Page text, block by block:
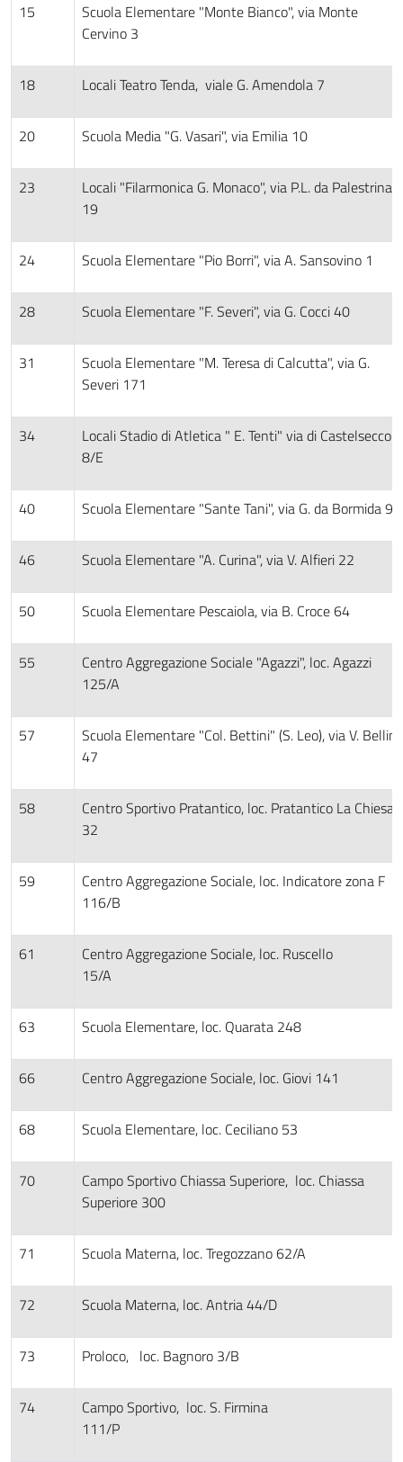
15
Scuola Elementare "Monte Bianco", via Monte
Cervino 3
18 Locali Teatro Tenda, viale G. Amendola 7
20 Scuola Media "G. Vasari", via Emilia 10
23
Locali "Filarmonica G. Monaco", via P.L. da Palestrina
19
24 Scuola Elementare "Pio Borri", via A. Sansovino 1
28 Scuola Elementare "F. Severi", via G. Cocci 40
31
Scuola Elementare "M. Teresa di Calcutta", via G.
Severi 171
34
Locali Stadio di Atletica " E. Tenti" via di Castelsecco
8/E
40 Scuola Elementare "Sante Tani", via G. da Bormida 9
46 Scuola Elementare "A. Curina", via V. Alfieri 22
50 Scuola Elementare Pescaiola, via B. Croce 64
55
Centro Aggregazione Sociale "Agazzi", loc. Agazzi
125/A
57
Scuola Elementare "Col. Bettini" (S. Leo), via V. Bellini
47
58
Centro Sportivo Pratantico, loc. Pratantico La Chiesa
32
59
Centro Aggregazione Sociale, loc. Indicatore zona F
116/B
61
Centro Aggregazione Sociale, loc. Ruscello
15/A
63 Scuola Elementare, loc. Quarata 248
66 Centro Aggregazione Sociale, loc. Giovi 141
68 Scuola Elementare, loc. Ceciliano 53
70
Campo Sportivo Chiassa Superiore, loc. Chiassa
Superiore 300
71 Scuola Materna, loc. Tregozzano 62/A
72 Scuola Materna, loc. Antria 44/D
73 Proloco, loc. Bagnoro 3/B
74
Campo Sportivo, loc. S. Firmina
111/P